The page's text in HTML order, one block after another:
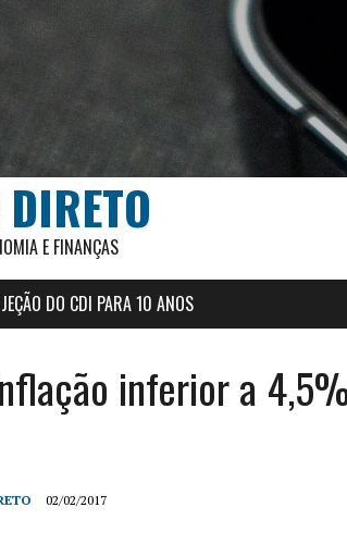
E FINANÇAS
DO CDI PARA 10 ANOS
inferior a
02/02/2017